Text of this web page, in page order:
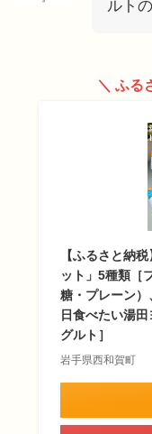
ルト
＼ ふる
【ふるさと納
ット」5種類［
糖・プレーン
日食べたい湯
グルト］
岩手県西和賀町